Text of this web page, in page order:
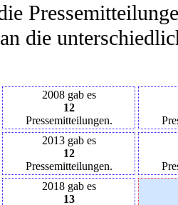
die
2008 gab es
12
Pressemitteilungen.
2013 gab es
12
Pressemitteilungen.
2018 gab es
13